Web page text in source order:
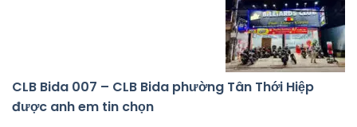
CLB Bida 007 – CLB Bida phường Tân Thới Hiệp
được anh em tin chọn